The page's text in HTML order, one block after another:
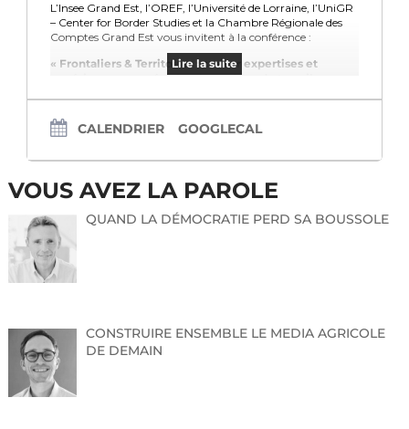
Lire la suite
L’Insee Grand Est, l’OREF, l’Université de Lorraine, l’UniGR
– Center for Border Studies et la Chambre Régionale des
Comptes Grand Est vous invitent à la conférence :
« Frontaliers & Territoires : croiser expertises et
expériences pour éclairer les enjeux du travail
Le mardi 4 novembre 2025, de 14h00 à 17h00
Rabelais (Île du Saulcy)
Cette rencontre sera consacrée à la présentation des
résultats récents de l’étude de l’Insee, en partenariat avec
l’OREF, sur les salariés frontaliers entrants.
Cette présentation donnera lieu à des échanges entre
chercheurs et acteurs institutionnels au cours de deux
tables rondes.
https://grist.numerique.gouv.fr/o/docs/forms/wd9U2FCb95
KtdtfVY56mAu/55
Plus d’informations figurent dans le flyer ci-joint.
CALENDRIER GOOGLECAL
VOUS AVEZ LA PAROLE
QUAND LA DÉMOCRATIE PERD SA BOUSSOLE
CONSTRUIRE ENSEMBLE LE MEDIA AGRICOLE
DE DEMAIN